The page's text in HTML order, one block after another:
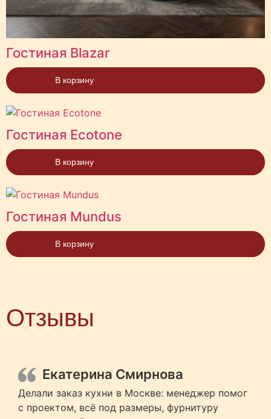
Гостиная Blazar
В корзину
Гостиная Ecotone
В корзину
Гостиная Mundus
В корзину
Отзывы
Екатерина Смирнова
Делали заказ кухни в Москве: менеджер помог
с проектом, всё под размеры, фурнитуру